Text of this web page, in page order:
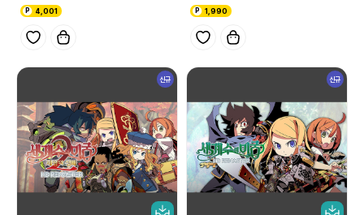
4,001 1,990
신규 신규